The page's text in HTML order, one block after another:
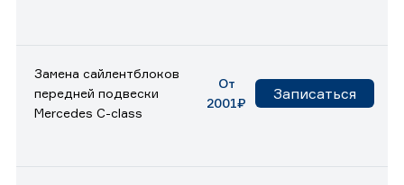
Замена сайлентблоков
передней подвески
Mercedes C-class
От
2001₽
Записаться